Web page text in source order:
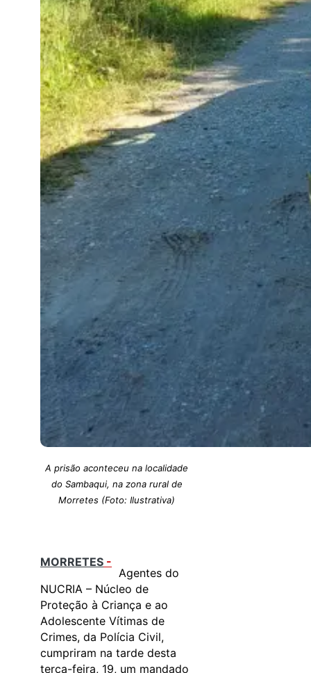
A prisão aconteceu na localidade
do Sambaqui, na zona rural de
Morretes (Foto: Ilustrativa)
MORRETES -
Agentes do
NUCRIA – Núcleo de
Proteção à Criança e ao
Adolescente Vítimas de
Crimes, da Polícia Civil,
cumpriram na tarde desta
terça-feira, 19, um mandado